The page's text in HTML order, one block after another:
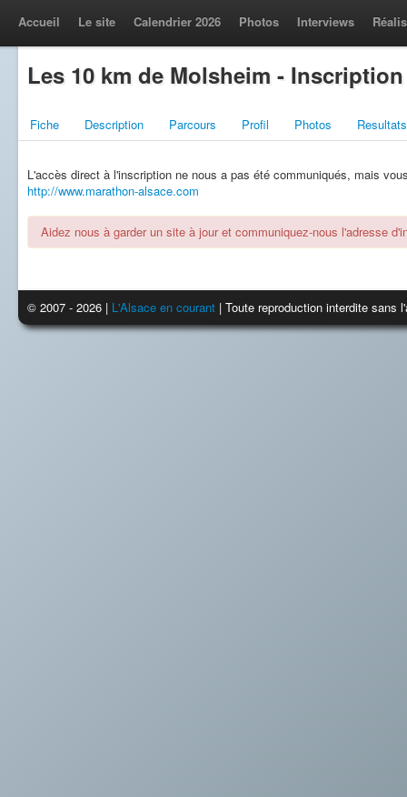
Accueil Le site Calendrier 2026 Photos Interviews
Les 10 km de Molsheim - Inscription
Fiche Description Parcours Profil Photos Resultats
L'accès direct à l'inscription ne nous a pas été communiqués, mais
http://www.marathon-alsace.com
Aidez nous à garder un site à jour et communiquez-nous l'adresse
© 2007 - 2026 | L'Alsace en courant | Toute reproduction interdite sans